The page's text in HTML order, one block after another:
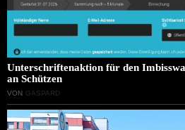
Unterschriftenaktion für den
an Schützen
VON GASPARD